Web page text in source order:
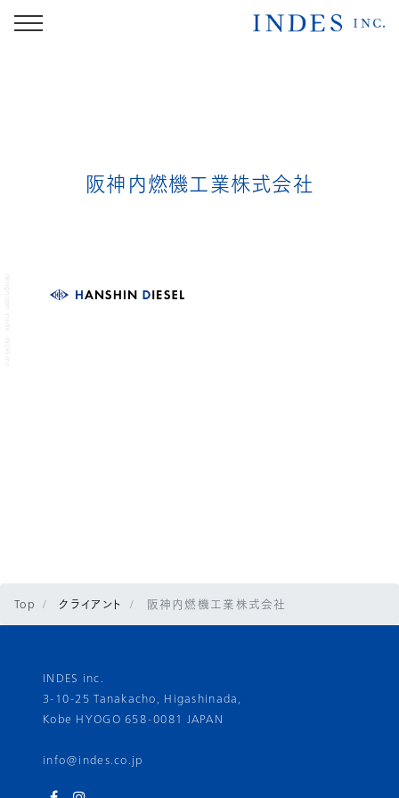
design from inside - INDES inc.
阪神内燃機工業株式会社
Top クライアント 阪神内燃機工業株式会社
INDES inc.
3-10-25 Tanakacho, Higashinada,
Kobe HYOGO 658-0081 JAPAN
info@indes.co.jp